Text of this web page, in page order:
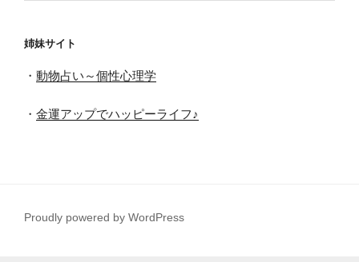
姉妹サイト
・ 動物占い～個性心理学
・ 金運アップでハッピーライフ♪
Proudly powered by WordPress